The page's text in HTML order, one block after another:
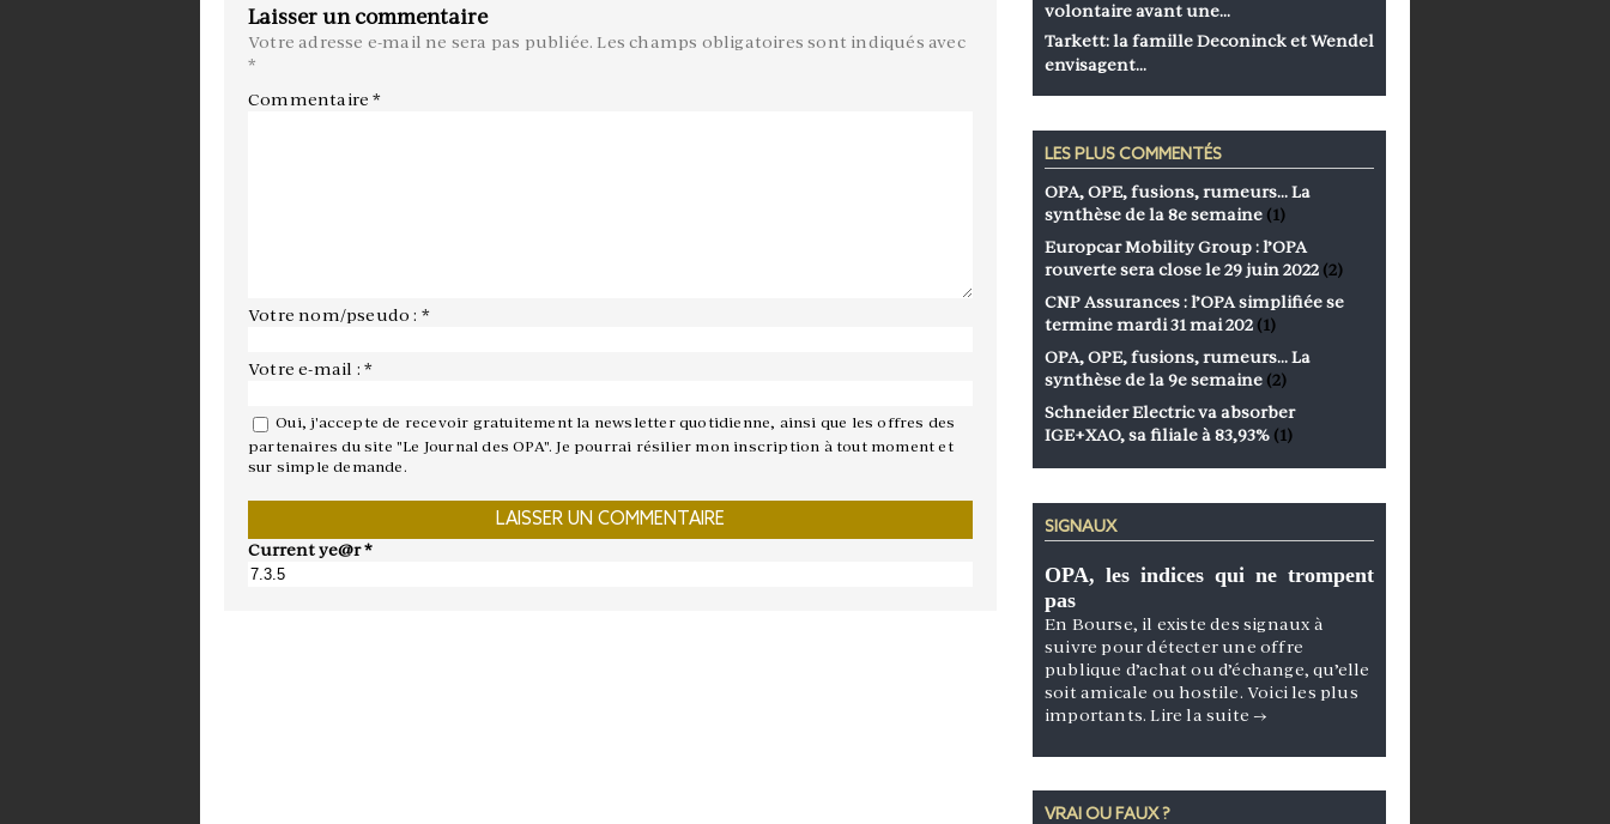
Laisser un commentaire
Votre adresse e-mail ne sera pas publiée. Les champs obligatoires sont indiqués avec
*
Commentaire*
Votre nom/pseudo : *
Votre e-mail : *
Oui, j'accepte de recevoir gratuitement la newsletter quotidienne, ainsi que les offres des
partenaires du site "Le Journal des OPA". Je pourrai résilier mon inscription à tout moment et
sur simple demande.
Current ye@r*
volontaire avant une…
Tarkett: la famille Deconinck et Wendel
envisagent…
LES PLUS COMMENTÉS
OPA, OPE, fusions, rumeurs… La
synthèse de la 8e semaine (1)
Europcar Mobility Group : l’OPA
rouverte sera close le 29 juin 2022 (2)
CNP Assurances : l’OPA simplifiée se
termine mardi 31 mai 202 (1)
OPA, OPE, fusions, rumeurs… La
synthèse de la 9e semaine (2)
Schneider Electric va absorber
IGE+XAO, sa filiale à 83,93% (1)
SIGNAUX
OPA, les indices qui ne trompent
pas
En Bourse, il existe des signaux à
suivre pour détecter une offre
publique d’achat ou d’échange, qu’elle
soit amicale ou hostile. Voici les plus
importants.Lire la suite →
VRAI OU FAUX ?